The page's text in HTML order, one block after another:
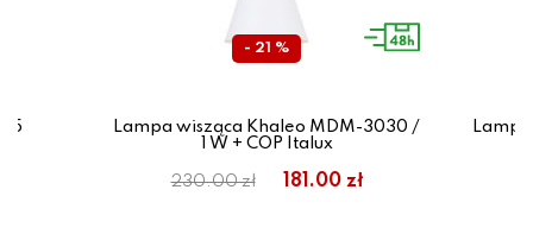
- 21 %
Lampa wisząca Khaleo MDM-3030 /
1 W + COP Italux
230.00 zł 181.00 zł